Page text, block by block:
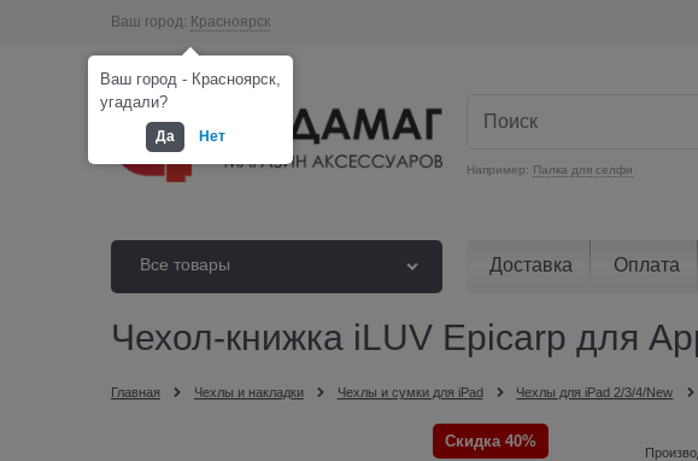
Ваш город: Красноярск
Например: Палка для селфи
Все товары Доставка Оплата
Чехол-книжка iLUV Epicarp для
Главная Чехлы и накладки Чехлы и сумки для iPad Чехлы для iPad 2/3/4/New
Скидка 40%
Ваш город - Красноярск,
угадали?
Да Нет